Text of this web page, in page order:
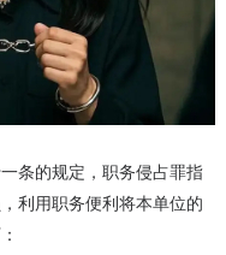
条的规定，职务侵占罪指
利用职务便利将本单位的